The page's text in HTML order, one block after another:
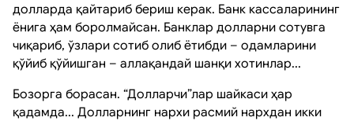
долларда қайтариб бериш керак. Банк кассаларининг
ёнига ҳам боролмайсан. Банклар долларни сотувга
чиқариб, ўзлари сотиб олиб ётибди – одамларини
қўйиб қўйишган – аллақандай шанқи хотинлар...
Бозорга борасан. “Долларчи”лар шайкаси ҳар
қадамда... Долларнинг нархи расмий нархдан икки